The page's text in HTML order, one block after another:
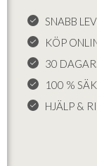
SNABB
KÖP
30
100 %
HJÄLP &